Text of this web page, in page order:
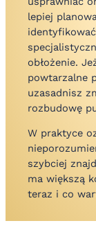
lepiej
obłożenie.
powtarzalne
uzasadnisz
rozbudowę
W praktyce
szybciej
ma większą
teraz i co